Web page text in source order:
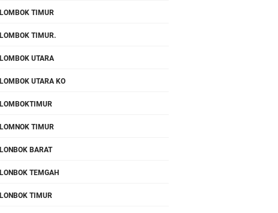
LOMBOK TIMUR
LOMBOK TIMUR.
LOMBOK UTARA
LOMBOK UTARA KO
LOMBOKTIMUR
LOMNOK TIMUR
LONBOK BARAT
LONBOK TEMGAH
LONBOK TIMUR